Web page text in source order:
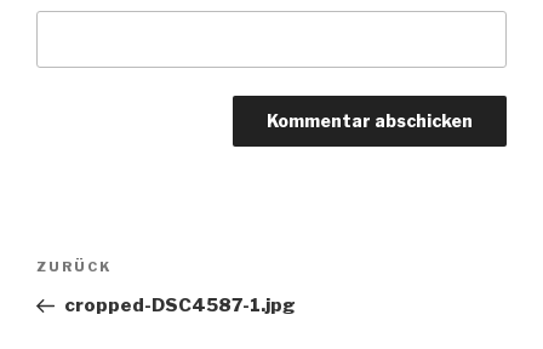
Beitragsnavigation
Vorheriger
Beitrag
ZURÜCK
cropped-DSC4587-1.jpg